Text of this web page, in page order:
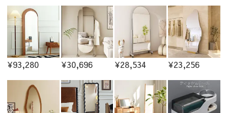
¥93,280 ¥30,696 ¥28,534 ¥23,256